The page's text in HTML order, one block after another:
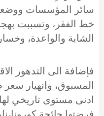
سائر المؤسسات ووضعت
خط الفقر، وتسببت
الشابة والواعدة،
فإضافة الى التدهور
المسبوق، وانهيار
ادنى مستوى تاريخي